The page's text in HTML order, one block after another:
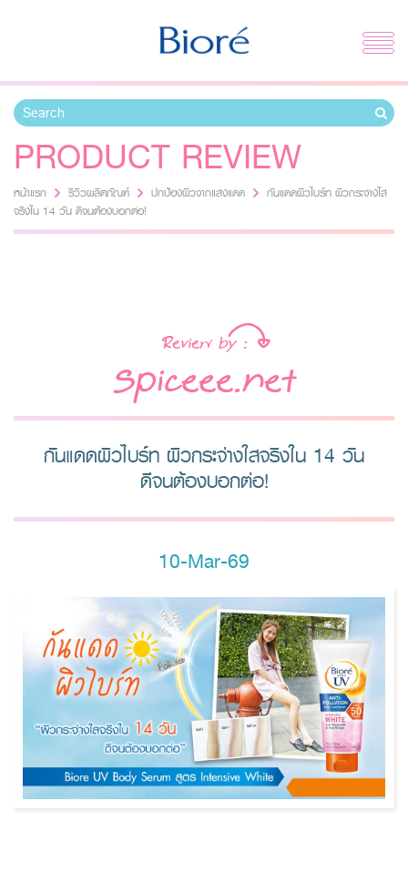
PRODUCT REVIEW
หน้าแรก รีวิวผลิตภัณฑ์ ปกป้องผิวจากแสงแดด
กันแดดผิวไบร์ท ผิวกระจ่างใส
จริงใน 14 วัน ดีจนต้องบอกต่อ!
Review by :
Spiceee.net
กันแดดผิวไบร์ท ผิวกระจ่างใสจริงใน 14 วัน
ดีจนต้องบอกต่อ!
10-Mar-69